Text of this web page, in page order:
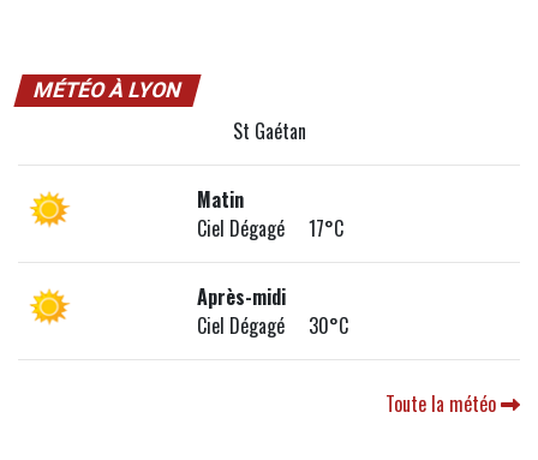
MÉTÉO À LYON
St Gaétan
Matin
Ciel Dégagé 17°C
Après-midi
Ciel Dégagé 30°C
Toute la météo